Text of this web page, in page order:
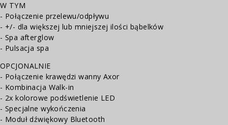
W TYM
- Połączenie przelewu/odpływu
- +/- dla większej lub mniejszej ilości bąbelków
- Spa afterglow
- Pulsacja spa
OPCJONALNIE
- Połączenie krawędzi wanny Axor
- Kombinacja Walk-in
- 2x kolorowe podświetlenie LED
- Specjalne wykończenia
- Moduł dźwiękowy Bluetooth